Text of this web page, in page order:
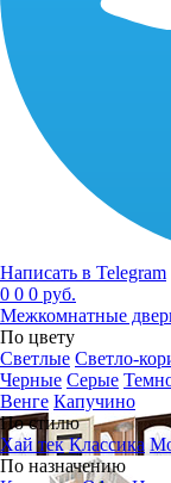
Написать в Telegram
0 0 0 руб.
Межкомнатные
По цвету
Светлые Светло-
Черные Серые
Венге Капучино
По стилю
Хай тек Классика
По назначению